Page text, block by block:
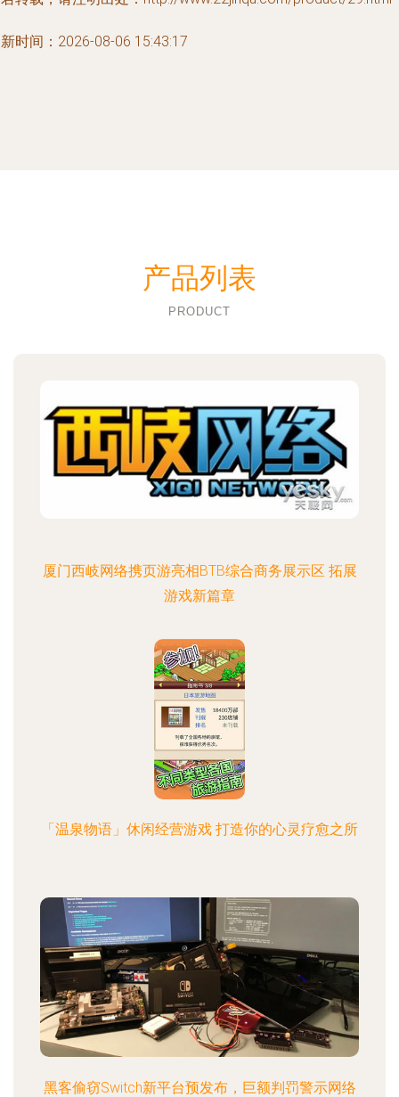
时间：2026-08-06 15:43:17
产品列表
PRODUCT
厦门西岐网络携页游亮相BTB综合商务展示区 拓展
游戏新篇章
「温泉物语」休闲经营游戏 打造你的心灵疗愈之所
黑客偷窃Switch新平台预发布，巨额判罚警示网络